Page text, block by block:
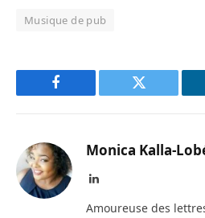
Musique de pub
Facebook Twitter
Monica Kalla-
LinkedIn
Amoureuse des